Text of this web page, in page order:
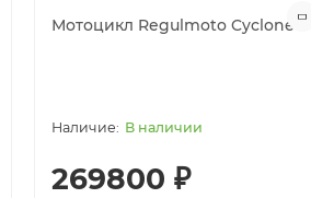
Мотоцикл Regulmoto Cyclone
В наличии
269800 ₽